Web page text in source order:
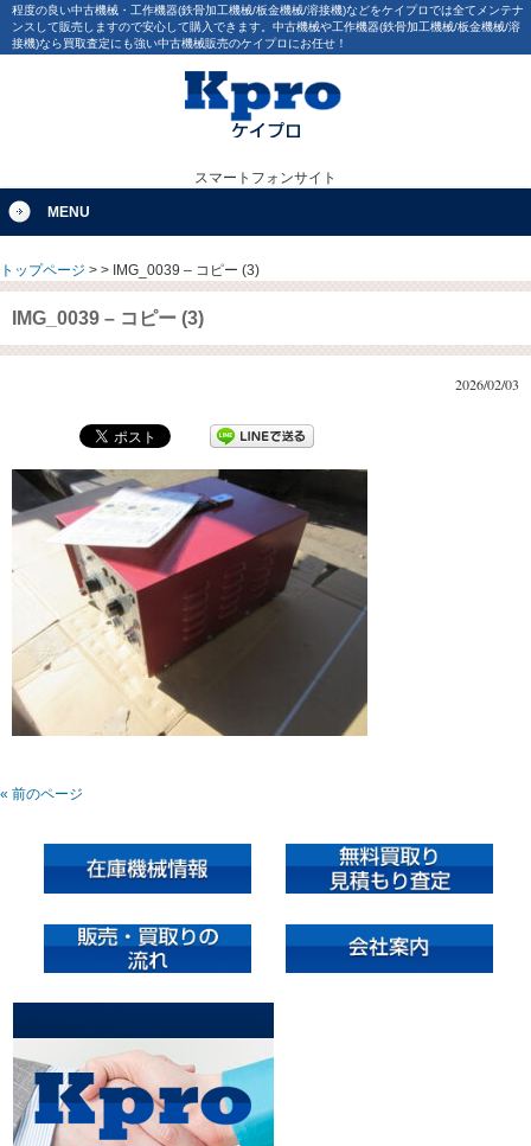
程度の良い中古機械・工作機器(鉄骨加工機械/板金機械/溶接機)などをケイプロでは全てメンテナ
ンスして販売しますので安心して購入できます。中古機械や工作機器(鉄骨加工機械/板金機械/溶
接機)なら買取査定にも強い中古機械販売のケイプロにお任せ！
スマートフォンサイト
MENU
トップページ > > IMG_0039 – コピー (3)
IMG_0039 – コピー (3)
2026/02/03
« 前のページ